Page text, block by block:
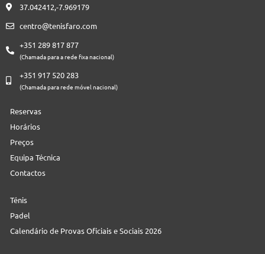
37.042412,-7.969179
centro@tenisfaro.com
+351 289 817 877
(Chamada para a rede fixa nacional)
+351 917 520 283
(Chamada para rede móvel nacional)
Reservas
Horários
Preços
Equipa Técnica
Contactos
Ténis
Padel
Calendário de Provas Oficiais e Sociais 2026